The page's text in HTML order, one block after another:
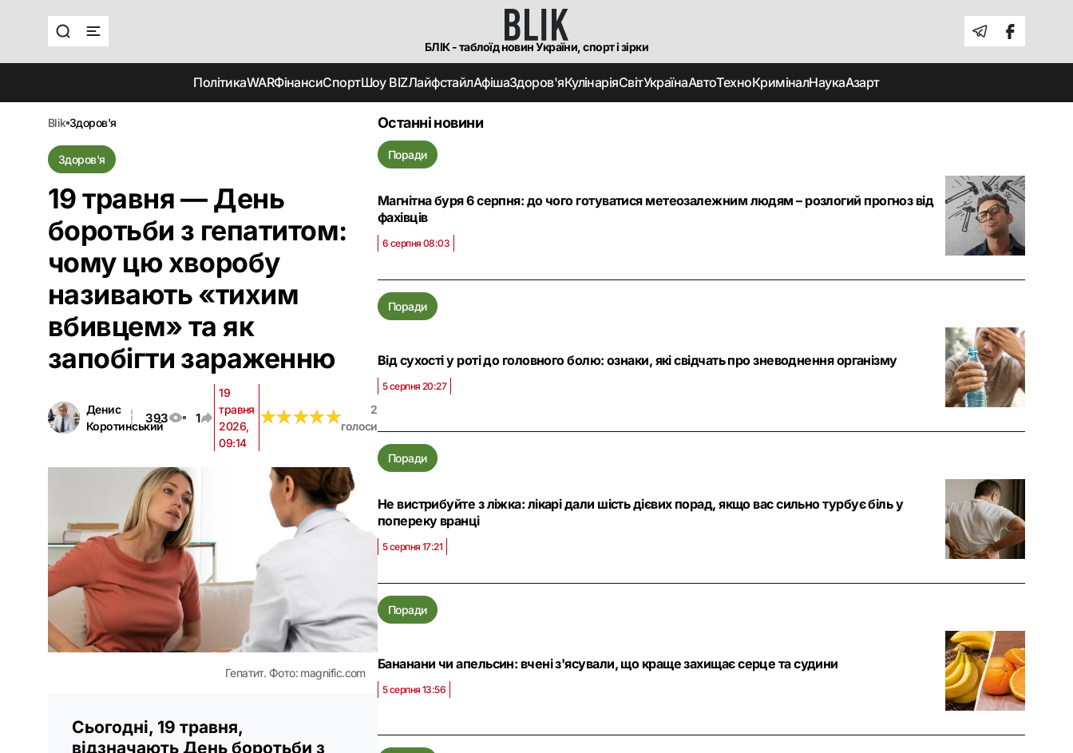
БЛІК - таблоїд новин України, спорт і зірки
ПолітикаWARФінансиСпортШоу BIZЛайфстайлАфішаЗдоров'яКулінаріяСвітУкраїнаАвтоТехноКриміналНаукаАзарт
blik здоров'я
Здоров'я
19 травня — День
боротьби з гепатитом:
чому цю хворобу
називають «тихим
вбивцем» та як
запобігти зараженню
Денис
Коротинський
393 1
19
травня
2026,
09:14
★★★★★
★★★★★
2
голоси
Гепатит. Фото: magnific.com
Сьогодні, 19 травня,
відзначають День боротьби з
Останні новини
Поради
Магнітна буря 6 серпня: до чого готуватися метеозалежним людям – розлогий прогноз від
фахівців
6 серпня 08:03
Поради
Від сухості у роті до головного болю: ознаки, які свідчать про зневоднення організму
5 серпня 20:27
Поради
Не вистрибуйте з ліжка: лікарі дали шість дієвих порад, якщо вас сильно турбує біль у
попереку вранці
5 серпня 17:21
Поради
Бананани чи апельсин: вчені з'ясували, що краще захищає серце та судини
5 серпня 13:56